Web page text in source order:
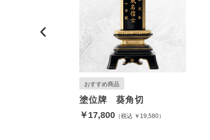
おすすめ商品
塗位牌 葵角切
￥17,800
税込 ￥19,580